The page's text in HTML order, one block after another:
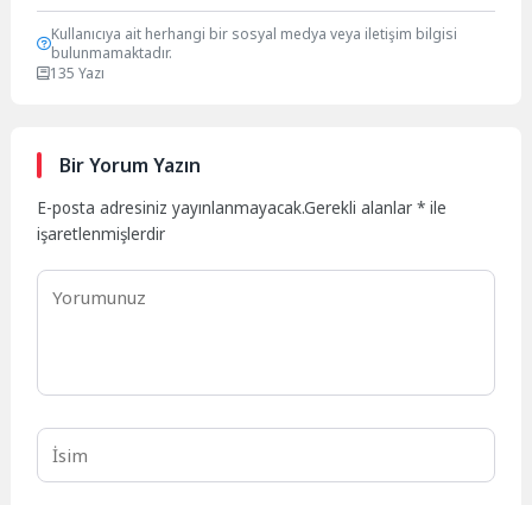
Kullanıcıya ait herhangi bir sosyal medya veya iletişim bilgisi
bulunmamaktadır.
135 Yazı
Bir Yorum Yazın
E-posta adresiniz yayınlanmayacak.Gerekli alanlar* ile
işaretlenmişlerdir